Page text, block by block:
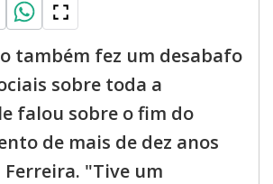
também fez um desabafo
sobre toda a
falou sobre o fim do
de mais de dez anos
Ferreira. "Tive um